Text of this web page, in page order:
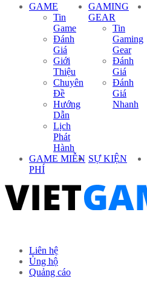
GAME
Tin
Game
Đánh
Giá
Giới
Thiệu
Chuyên
Đề
Hướng
Dẫn
Lịch
Phát
Hành
GAMING
GEAR
Tin
Gaming
Gear
Đánh
Giá
Đánh
Giá
Nhanh
GAME MIỄN
PHÍ
SỰ KIỆN
Liên hệ
Ủng hộ
Quảng cáo